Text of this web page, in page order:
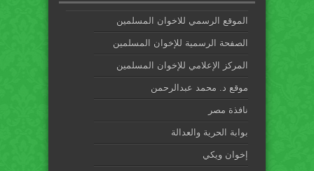
الموقع الرسمي للاخوان المسلمين
الصفحة الرسمية للإخوان المسلمين
المركز الإعلامي للإخوان المسلمين
موقع د. محمد عبدالرحمن
نافذة مصر
بوابة الحرية والعدالة
إخوان ويكي